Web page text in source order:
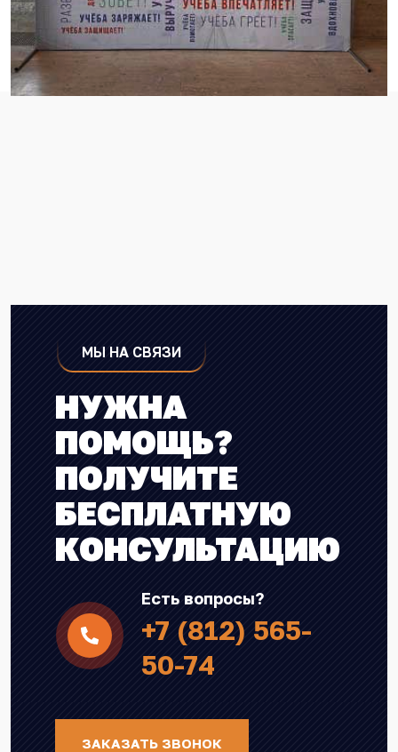
МЫ НА СВЯЗИ
НУЖНА
ПОМОЩЬ?
ПОЛУЧИТЕ
БЕСПЛАТНУЮ
КОНСУЛЬТАЦИЮ
Есть вопросы?
+7 (812) 565-
50-74
ЗАКАЗАТЬ ЗВОНОК